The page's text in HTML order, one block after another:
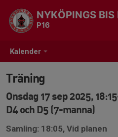
Kalender
NYKÖPINGS BIS
P16
Träning
Onsdag 17 sep 2025,
D4 och D5 (7-manna)
Samling: 18:05, Vid planen